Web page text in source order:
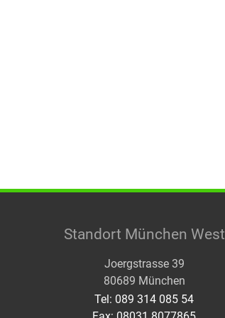
Standort München West
Joergstrasse 39
80689 München
Tel: 089 314 085 54